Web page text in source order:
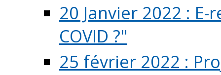
20 Janvier 2022 :
COVID ?"
25 février 2022 :